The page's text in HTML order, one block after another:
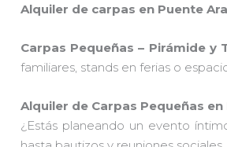
Alquiler de carpas en Puente
Carpas Pequeñas – Pirámide y
familiares, stands en ferias o
Alquiler de Carpas Pequeñas
¿Estás planeando un evento